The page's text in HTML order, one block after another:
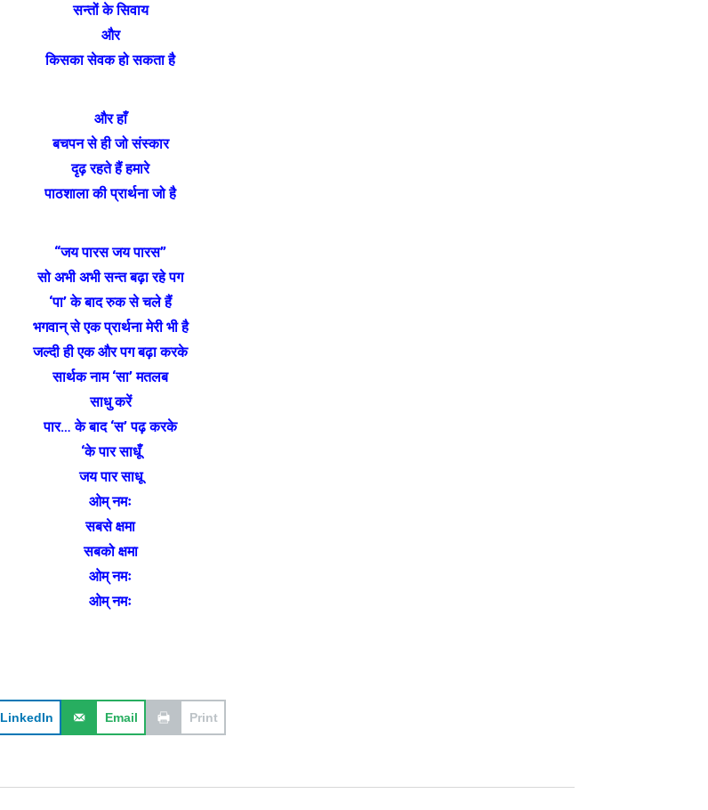
सन्तों के सिवाय
और
किसका सेवक हो सकता है
और हाँ
बचपन से ही जो संस्कार
दृढ़ रहते हैं हमारे
पाठशाला की प्रार्थना जो है
“जय पारस जय पारस”
सो अभी अभी सन्त बढ़ा रहे पग
‘पा’ के बाद रुक से चले हैं
भगवान् से एक प्रार्थना मेरी भी है
जल्दी ही एक और पग बढ़ा करके
सार्थक नाम ‘सा’ मतलब
साधु करें
पार… के बाद ‘स’ पढ़‌ करके
‘के पार साधूँ
जय पार साधू
ओम् नमः
सबसे क्षमा
सबको क्षमा
ओम् नमः
ओम् नमः
LinkedIn Email Print